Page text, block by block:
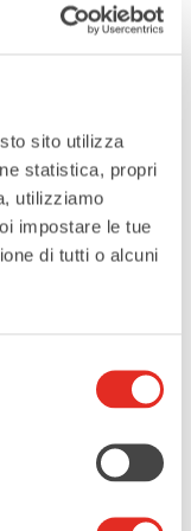
sito utilizza
statistica, propri
utilizziamo
impostare le tue
di tutti o alcuni
FEST ,
RHO